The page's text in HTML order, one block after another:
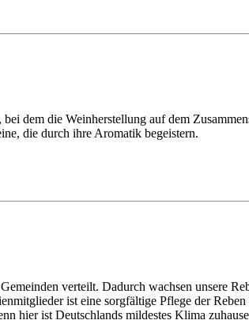
dem die Weinherstellung auf dem
die durch ihre Aromatik begeistern.
verteilt. Dadurch wachsen unsere
ist eine sorgfältige Pflege der
hier ist Deutschlands mildestes Klima